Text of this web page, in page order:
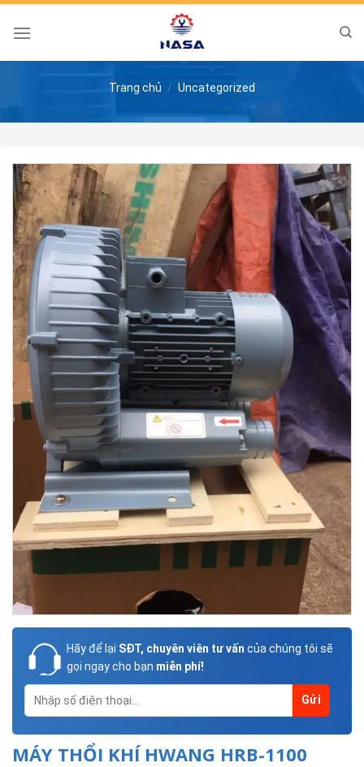
Skip
Trang chủ / Uncategorized
Hãy để lại SĐT, chuyên viên tư vấn của chúng tôi sẽ
gọi ngay cho bạn miễn phí!
MÁY THỔI KHÍ HWANG HRB-1100